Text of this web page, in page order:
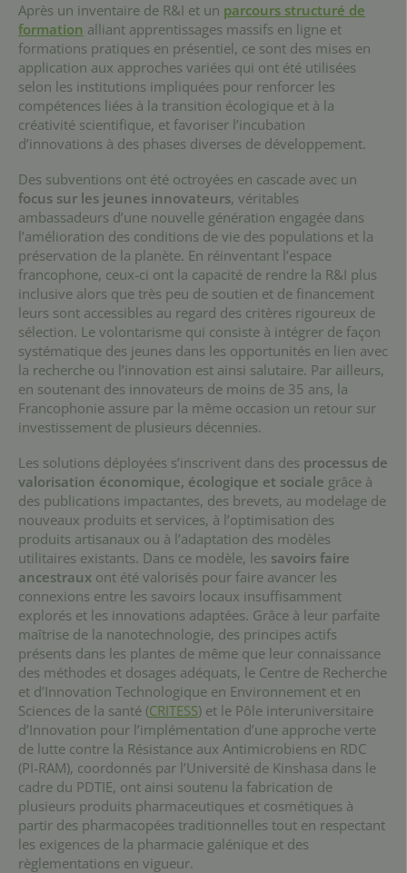
Après un inventaire de R&I et un parcours structuré de
formation alliant apprentissages massifs en ligne et
formations pratiques en présentiel, ce sont des mises en
application aux approches variées qui ont été utilisées
selon les institutions impliquées pour renforcer les
compétences liées à la transition écologique et à la
créativité scientifique, et favoriser l’incubation
d’innovations à des phases diverses de développement.
Des subventions ont été octroyées en cascade avec un
focus sur les jeunes innovateurs, véritables
ambassadeurs d’une nouvelle génération engagée dans
l’amélioration des conditions de vie des populations et la
préservation de la planète. En réinventant l’espace
francophone, ceux-ci ont la capacité de rendre la R&I plus
inclusive alors que très peu de soutien et de financement
leurs sont accessibles au regard des critères rigoureux de
sélection. Le volontarisme qui consiste à intégrer de façon
systématique des jeunes dans les opportunités en lien avec
la recherche ou l’innovation est ainsi salutaire. Par ailleurs,
en soutenant des innovateurs de moins de 35 ans, la
Francophonie assure par la même occasion un retour sur
investissement de plusieurs décennies.
Les solutions déployées s’inscrivent dans des processus de
valorisation économique, écologique et sociale grâce à
des publications impactantes, des brevets, au modelage de
nouveaux produits et services, à l’optimisation des
produits artisanaux ou à l’adaptation des modèles
utilitaires existants. Dans ce modèle, les savoirs faire
ancestraux ont été valorisés pour faire avancer les
connexions entre les savoirs locaux insuffisamment
explorés et les innovations adaptées. Grâce à leur parfaite
maîtrise de la nanotechnologie, des principes actifs
présents dans les plantes de même que leur connaissance
des méthodes et dosages adéquats, le Centre de Recherche
et d’Innovation Technologique en Environnement et en
Sciences de la santé (CRITESS) et le Pôle interuniversitaire
d’Innovation pour l’implémentation d’une approche verte
de lutte contre la Résistance aux Antimicrobiens en RDC
(PI-RAM), coordonnés par l’Université de Kinshasa dans le
cadre du PDTIE, ont ainsi soutenu la fabrication de
plusieurs produits pharmaceutiques et cosmétiques à
partir des pharmacopées traditionnelles tout en respectant
les exigences de la pharmacie galénique et des
règlementations en vigueur.